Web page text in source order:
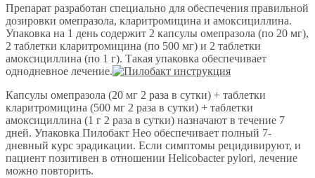
Препарат разработан специально для обеспечения правильной
дозировки омепразола, кларитромицина и амоксициллина.
Упаковка на 1 день содержит 2 капсулы омепразола (по 20 мг),
2 таблетки кларитромицина (по 500 мг) и 2 таблетки
амоксициллина (по 1 г). Такая упаковка обеспечивает
однодневное лечение.
Капсулы омепразола (20 мг 2 раза в сутки) + таблетки
кларитромицина (500 мг 2 раза в сутки) + таблетки
амоксициллина (1 г 2 раза в сутки) назначают в течение 7
дней. Упаковка Пилобакт Нео обеспечивает полный 7-
дневный курс эрадикации. Если симптомы рецидивируют, и
пациент позитивен в отношении Нelicobacter pylori, лечение
можно повторить.